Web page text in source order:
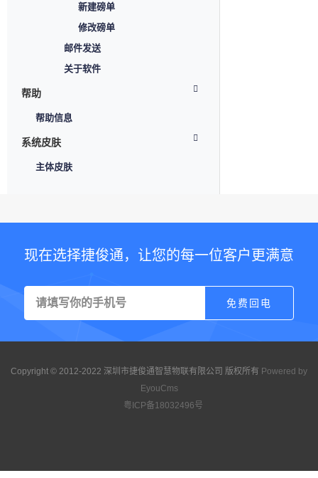
新建磅单
修改磅单
邮件发送
关于软件
帮助
帮助信息
系统皮肤
主体皮肤
现在选择捷俊通，让您的每一位客户更满意
Copyright © 2012-2022 深圳市捷俊通智慧物联有限公司 版权所有 Powered by
EyouCms
粤ICP备18032496号